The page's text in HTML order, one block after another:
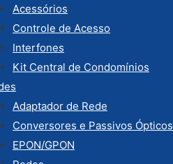
Acessórios
Controle de Acesso
Interfones
Kit Central de Condomínios
Adaptador de Rede
Conversores e Passivos Ópticos
EPON/GPON